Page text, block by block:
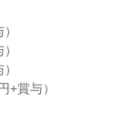
+賞与）